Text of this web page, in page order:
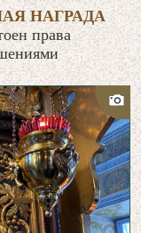
НАГРАДА
права